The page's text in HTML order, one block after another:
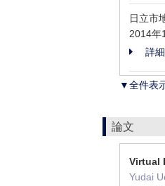
日立市
2014年
詳
▼全件表
論文
Virtual
Yudai